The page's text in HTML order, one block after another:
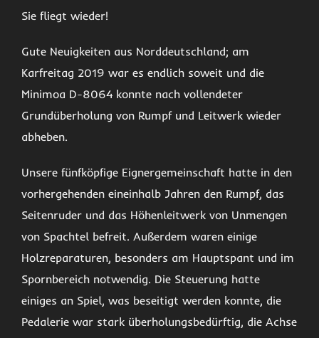
Sie fliegt wieder!
Gute Neuigkeiten aus Norddeutschland; am
Karfreitag 2019 war es endlich soweit und die
Minimoa D-8064 konnte nach vollendeter
Grundüberholung von Rumpf und Leitwerk wieder
abheben.
Unsere fünfköpfige Eignergemeinschaft hatte in den
vorhergehenden eineinhalb Jahren den Rumpf, das
Seitenruder und das Höhenleitwerk von Unmengen
von Spachtel befreit. Außerdem waren einige
Holzreparaturen, besonders am Hauptspant und im
Spornbereich notwendig. Die Steuerung hatte
einiges an Spiel, was beseitigt werden konnte, die
Pedalerie war stark überholungsbedürftig, die Achse